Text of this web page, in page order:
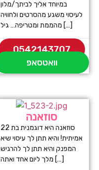
במיוחד אליך לביתך/מלון
לעיסוי משגע מהסרטים ולחוויה
מהממת ומטריפה… גיל […]
0542143707
וואטסאפ
סוזאנה
סוזאנה היא דוגמנית בת 22
אמיתית! והיא תתן לך עיסוי שיא
המפנק והיא תתן לך להרגיש
מלך ליום אחד ואתה […]